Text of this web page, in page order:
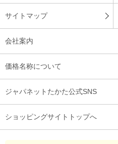
サイトマップ
会社案内
価格名称について
ジャパネットたかた公式SNS
ショッピングサイトトップへ